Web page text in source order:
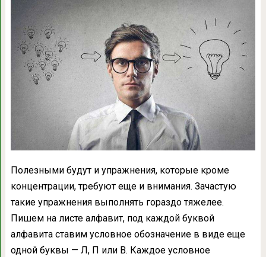
Полезными будут и упражнения, которые кроме
концентрации, требуют еще и внимания. Зачастую
такие упражнения выполнять гораздо тяжелее.
Пишем на листе алфавит, под каждой буквой
алфавита ставим условное обозначение в виде еще
одной буквы — Л, П или В. Каждое условное